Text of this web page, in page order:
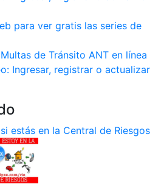
para ver gratis las series de
de Tránsito ANT en línea
Ingresar, registrar o actualizar
estás en la Central de Riesgos